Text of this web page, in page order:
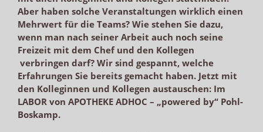
Aber haben solche Veranstaltungen wirklich einen
Mehrwert für die Teams? Wie stehen Sie dazu,
wenn man nach seiner Arbeit auch noch seine
Freizeit mit dem Chef und den Kollegen
verbringen darf? Wir sind gespannt, welche
Erfahrungen Sie bereits gemacht haben. Jetzt mit
den Kolleginnen und Kollegen austauschen: Im
LABOR von APOTHEKE ADHOC – „powered by“ Pohl-
Boskamp.